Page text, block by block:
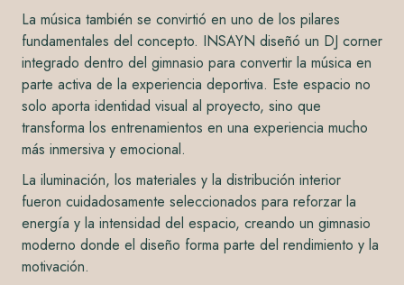
La música también se convirtió en uno de los pilares
fundamentales del concepto. INSAYN diseñó un DJ corner
integrado dentro del gimnasio para convertir la música en
parte activa de la experiencia deportiva. Este espacio no
solo aporta identidad visual al proyecto, sino que
transforma los entrenamientos en una experiencia mucho
más inmersiva y emocional.
La iluminación, los materiales y la distribución interior
fueron cuidadosamente seleccionados para reforzar la
energía y la intensidad del espacio, creando un gimnasio
moderno donde el diseño forma parte del rendimiento y la
motivación.